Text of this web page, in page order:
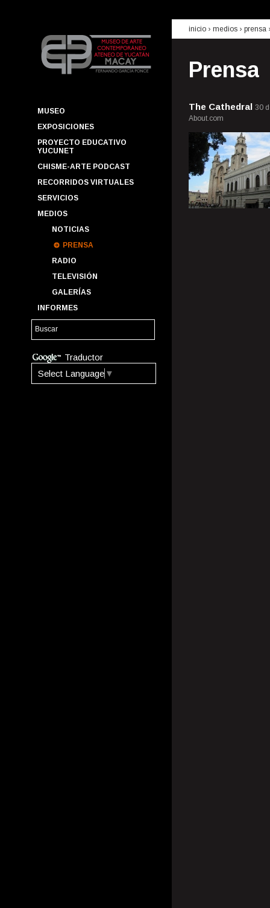
MUSEO
EXPOSICIONES
PROYECTO EDUCATIVO
YUCUNET
CHISME-ARTE PODCAST
RECORRIDOS VIRTUALES
SERVICIOS
MEDIOS
NOTICIAS
PRENSA
RADIO
TELEVISIÓN
GALERÍAS
INFORMES
Traductor
Select Language ▼
inicio › medios › prensa
Prensa
The Cathedral 30
About.com